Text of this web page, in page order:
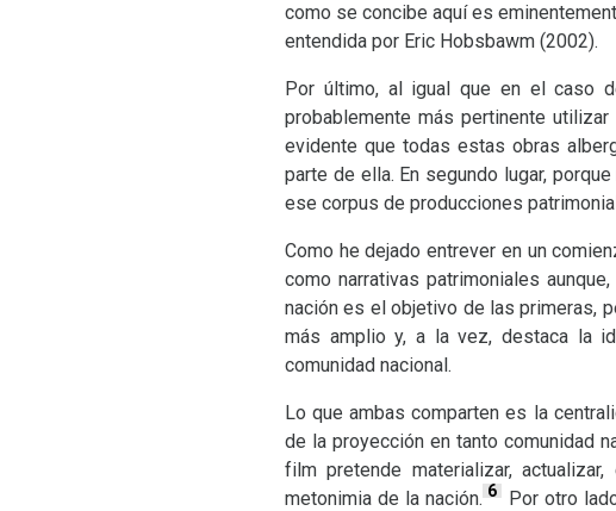
como se concibe aquí es
entendida por Eric Hobsbawm (2002).
Por último, al igual que en el caso
probablemente más pertinente
evidente que todas estas obras
parte de ella. En segundo lugar,
ese corpus de producciones
Como he dejado entrever en un
como narrativas patrimoniales
nación es el objetivo de las primeras,
más amplio y, a la vez, destaca la
comunidad nacional.
Lo que ambas comparten es la
de la proyección en tanto comunidad
film pretende materializar,
metonimia de la nación. 6
Por otro